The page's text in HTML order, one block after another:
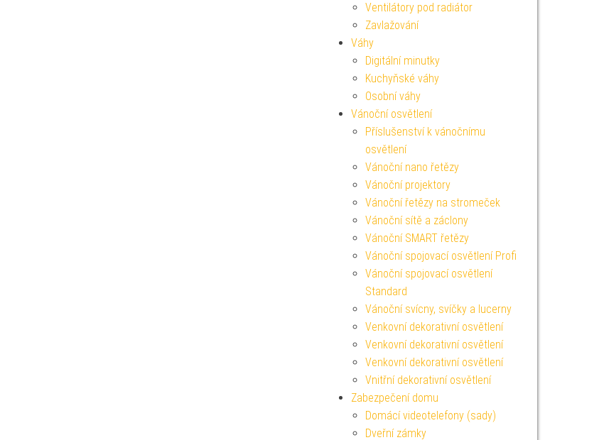
Ventilátory pod radiátor
Zavlažování
Váhy
Digitální minutky
Kuchyňské váhy
Osobní váhy
Vánoční osvětlení
Příslušenství k vánočnímu
osvětlení
Vánoční nano řetězy
Vánoční projektory
Vánoční řetězy na stromeček
Vánoční sítě a záclony
Vánoční SMART řetězy
Vánoční spojovací osvětlení Profi
Vánoční spojovací osvětlení
Standard
Vánoční svícny, svíčky a lucerny
Venkovní dekorativní osvětlení
Venkovní dekorativní osvětlení
Venkovní dekorativní osvětlení
Vnitřní dekorativní osvětlení
Zabezpečení domu
Domácí videotelefony (sady)
Dveřní zámky